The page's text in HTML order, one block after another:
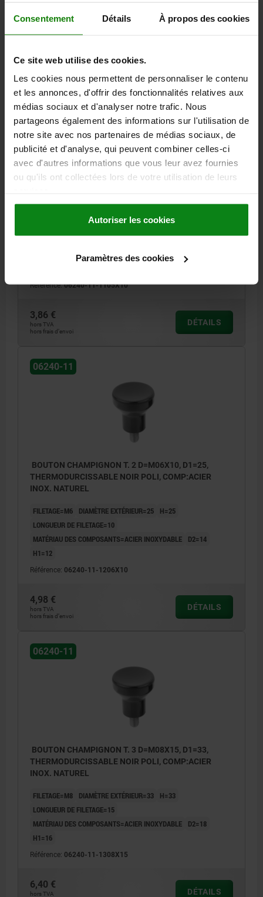
Consentement Détails À propos des cookies
Ce site web utilise des cookies.
Les cookies nous permettent de personnaliser le contenu
et les annonces, d'offrir des fonctionnalités relatives aux
médias sociaux et d'analyser notre trafic. Nous
partageons également des informations sur l'utilisation de
notre site avec nos partenaires de médias sociaux, de
publicité et d'analyse, qui peuvent combiner celles-ci
avec d'autres informations que vous leur avez fournies
ou qu'ils ont collectées lors de votre utilisation de leurs
Autoriser les cookies
Paramètres des cookies
06240-11
BOUTON CHAMPIGNON T. 1 D=M05X10, D1=21,
INOX. NATUREL
DIAMÈTRE EXTÉRIEUR=21
H=21
MATÉRIAU DES COMPOSANTS=ACIER INOXYDABLE
Référence:06240-11-1105X10
3,86 €
hors TVA
hors frais d’envoi
DÉTAILS
06240-11
BOUTON CHAMPIGNON T. 2 D=M06X10, D1=25,
THERMODURCISSABLE NOIR POLI, COMP:ACIER
INOX. NATUREL
FILETAGE=M6 DIAMÈTRE EXTÉRIEUR=25
H=25
LONGUEUR DE FILETAGE=10
MATÉRIAU DES COMPOSANTS=ACIER INOXYDABLE
D2=14
H1=12
Référence: 06240-11-1206X10
4,98 €
hors TVA
hors frais d’envoi
DÉTAILS
06240-11
BOUTON CHAMPIGNON T. 3 D=M08X15, D1=33,
THERMODURCISSABLE NOIR POLI, COMP:ACIER
INOX. NATUREL
FILETAGE=M8 DIAMÈTRE EXTÉRIEUR=33
H=33
LONGUEUR DE FILETAGE=15
MATÉRIAU DES COMPOSANTS=ACIER INOXYDABLE
D2=18
H1=16
Référence: 06240-11-1308X15
6,40 €
hors TVA
DÉTAILS